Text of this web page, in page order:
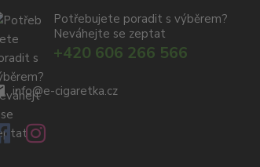
Potřebujete poradit s výběrem?
Neváhejte se zeptat
+420 606 266 566
info@e-cigaretka.cz